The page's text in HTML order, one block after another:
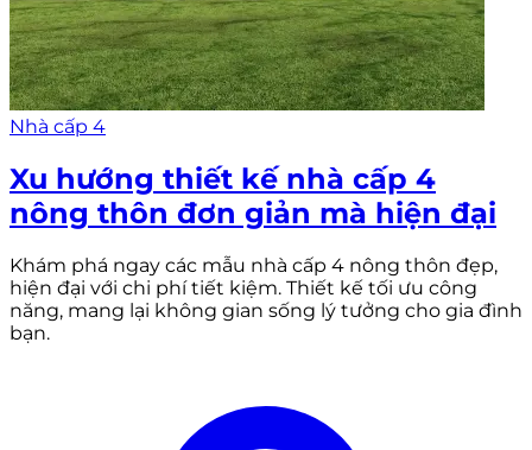
Nhà cấp 4
Xu hướng thiết kế nhà cấp 4
nông thôn đơn giản mà hiện đại
Khám phá ngay các mẫu nhà cấp 4 nông thôn đẹp,
hiện đại với chi phí tiết kiệm. Thiết kế tối ưu công
năng, mang lại không gian sống lý tưởng cho gia đình
bạn.